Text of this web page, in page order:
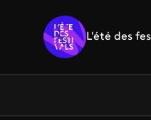
L'été des